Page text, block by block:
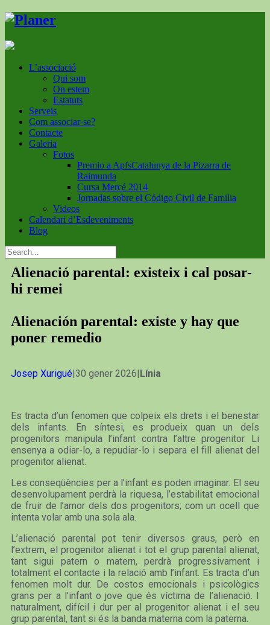
L’associació
Qui som
On estem
Estatuts
Serveis
Com associar-se?
Contacte
Galeria
Fotos
Premio a ApfsCatalunya de la Pizarra de
Raimunda
Cursa Mercé 2014
Jornadas sobre el Código Civil de Familia
Videos
Calendari d’Esdeveniments
Blog
Alienació parental: existeix i cal posar-
hi remei
Alienación parental: existe y hay que
poner remedio
Josep Xurigué|30 gener 2026|Línia
Es tracta d’un fenomen que colpeix els drets i el benestar
dels infants. En síntesi, es produeix quan un dels
progenitors manipula l’infant contra l’altre progenitor. Li
ensenya a odiar-lo, a repudiar-lo i separa el fill alienat del
progenitor alienat.
Les conseqüències per a l’infant es poden imaginar. El seu
desenvolupament perdrà la riquesa, l’estabilitat emocional
de fruir de l’amor dels dos progenitors; com un ocell que
intenta volar amb una sola ala.
L’alienació parental pot tenir diversos graus, però en
l’extrem, el progenitor alienat i tot el grup parental alienat,
tant sigui patern o matern, perdrà progressivament i
totalment el contacte i la relació amb l’infant. Es tracta d’un
fenomen molt dur. De costos emocionals i psicològics
grans per a l’infant o jove que és víctima de l’alienació. I
naturalment, difícil i dur per al progenitor alienat i el seu
grup parental, tant si és la banda materna com la paterna.